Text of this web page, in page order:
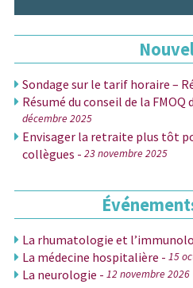
Sondage sur le tarif horaire –
Résumé du conseil de la FMOQ
décembre 2025
Envisager la retraite plus tôt
collègues - 23 novembre 2025
La rhumatologie et
La médecine hospitalière - 15
La neurologie - 12 novembre 2026